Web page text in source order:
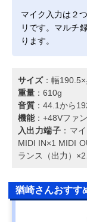
マイク入力は２
リです。マルチ
ります。
サイズ：幅
重量 ：610g
音質 ：44.1から
機能：+48Vファ
入出力端子 ：マ
MIDI IN×1 MIDI
ランス（出力）
猶崎さんおす